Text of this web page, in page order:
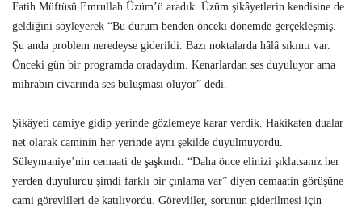
Fatih Müftüsü Emrullah Üzüm’ü aradık. Üzüm şikâyetlerin kendisine de
geldiğini söyleyerek “Bu durum benden önceki dönemde gerçekleşmiş.
Şu anda problem neredeyse giderildi. Bazı noktalarda hâlâ sıkıntı var.
Önceki gün bir programda oradaydım. Kenarlardan ses duyuluyor ama
mihrabın civarında ses buluşması oluyor” dedi.
Şikâyeti camiye gidip yerinde gözlemeye karar verdik. Hakikaten dualar
net olarak caminin her yerinde aynı şekilde duyulmuyordu.
Süleymaniye’nin cemaati de şaşkındı. “Daha önce elinizi şıklatsanız her
yerden duyulurdu şimdi farklı bir çınlama var” diyen cemaatin görüşüne
cami görevlileri de katılıyordu. Görevliler, sorunun giderilmesi için